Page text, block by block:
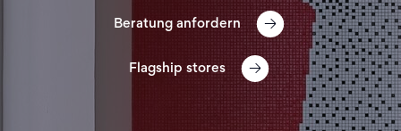
Beratung anfordern
Flagship stores